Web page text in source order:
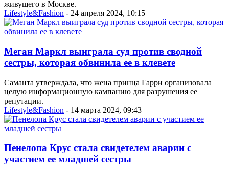
живущего в Москве.
Lifestyle&Fashion - 24 апреля 2024, 10:15
Меган Маркл выиграла суд против сводной
сестры, которая обвинила ее в клевете
Саманта утверждала, что жена принца Гарри организовала
целую информационную кампанию для разрушения ее
репутации.
Lifestyle&Fashion - 14 марта 2024, 09:43
Пенелопа Крус стала свидетелем аварии с
участием ее младшей сестры